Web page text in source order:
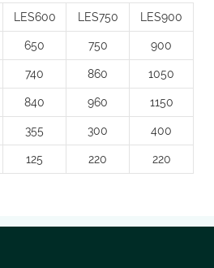
LES600 LES750 LES900
650 750 900
740 860 1050
840 960 1150
355 300 400
125 220 220